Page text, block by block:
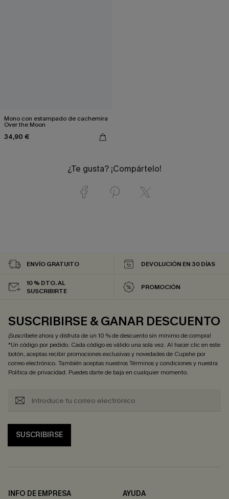
Mono con estampado de cachemira
Over the Moon
34,90 €
¿Te gusta? ¡Compártelo!
ENVÍO GRATUITO DEVOLUCIÓN EN 30 DÍAS
10 % DTO. AL
SUSCRIBIRTE
PROMOCIÓN
SUSCRIBIRSE & GANAR DESCUENTO
¡Suscríbete ahora y disfruta de un 10 % de descuento sin mínimo de compra!
*Un código por pedido. Cada código es válido una sola vez. Al hacer clic en este
botón, aceptas recibir promociones exclusivas y novedades de Cupshe por
correo electrónico. También aceptas nuestrosTérminos y condicionesy nuestra
Política de privacidad. Puedes darte de baja en cualquier momento.
SUSCRIBIRSE
INFO DE EMPRESA
AYUDA